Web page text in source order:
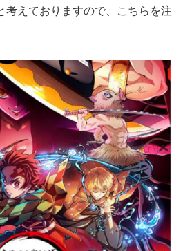
考えておりますので、こちらを注